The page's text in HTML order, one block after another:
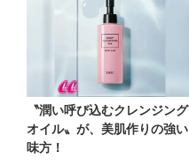
〝潤い呼び込むクレンジング
オイル〟が、美肌作りの強い
味方！